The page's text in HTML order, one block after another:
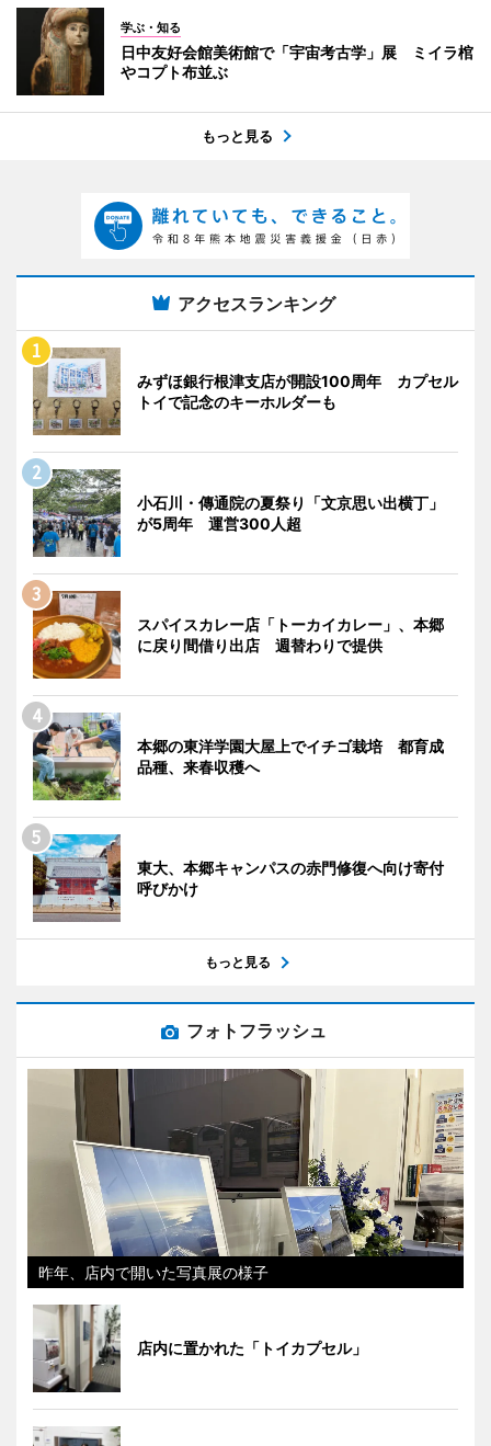
学ぶ・知る
日中友好会館美術館で「宇宙考古学」展 ミイラ棺
やコプト布並ぶ
もっと見る
アクセスランキング
みずほ銀行根津支店が開設100周年 カプセル
トイで記念のキーホルダーも
小石川・傳通院の夏祭り「文京思い出横丁」
が5周年 運営300人超
スパイスカレー店「トーカイカレー」、本郷
に戻り間借り出店 週替わりで提供
本郷の東洋学園大屋上でイチゴ栽培 都育成
品種、来春収穫へ
東大、本郷キャンパスの赤門修復へ向け寄付
呼びかけ
もっと見る
フォトフラッシュ
昨年、店内で開いた写真展の様子
店内に置かれた「トイカプセル」